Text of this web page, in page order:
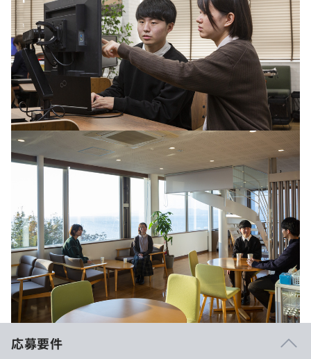
応募要件